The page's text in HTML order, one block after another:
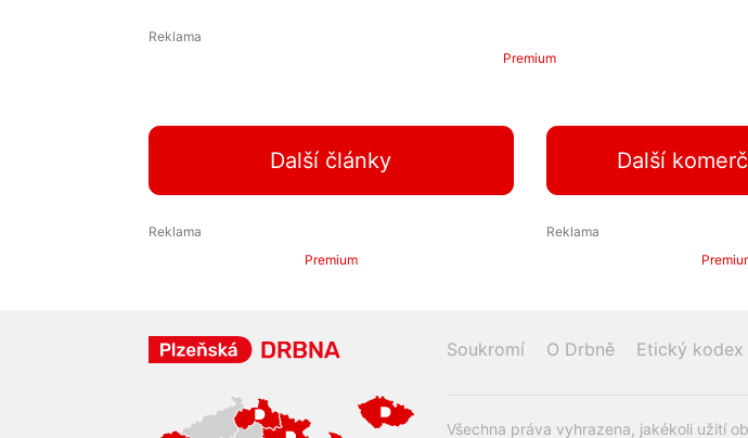
Premium
Další články Další
Premium
Soukromí O Drbně Etický kodex
Všechna práva vyhrazena, jakékoli užití